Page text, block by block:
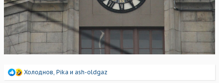
Р
Холоднов, Pika и ash-oldgaz